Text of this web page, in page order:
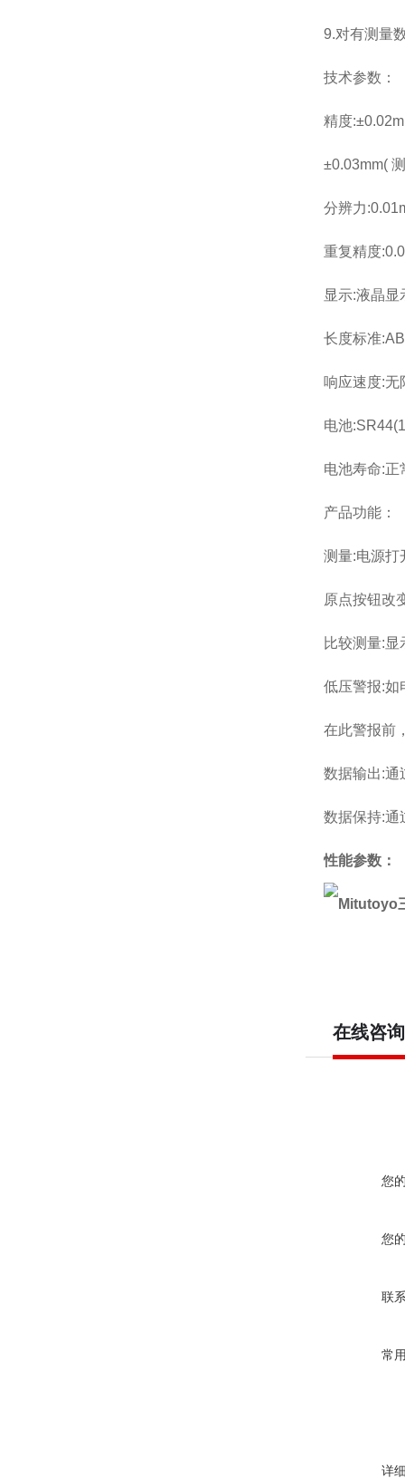
9.对有测量
技术参数：
精度
±0.03mm(
分辨力
重复精度
显示:液晶显
长度标准
响应速度:无
电池
电池寿命:正
产品功能：
测量:电源打
原点按钮改
比较测量:
低压警报:如
在此警报前
数据输出:通
数据保持:通
性能参数：
在线咨询
您
您
联
常
详